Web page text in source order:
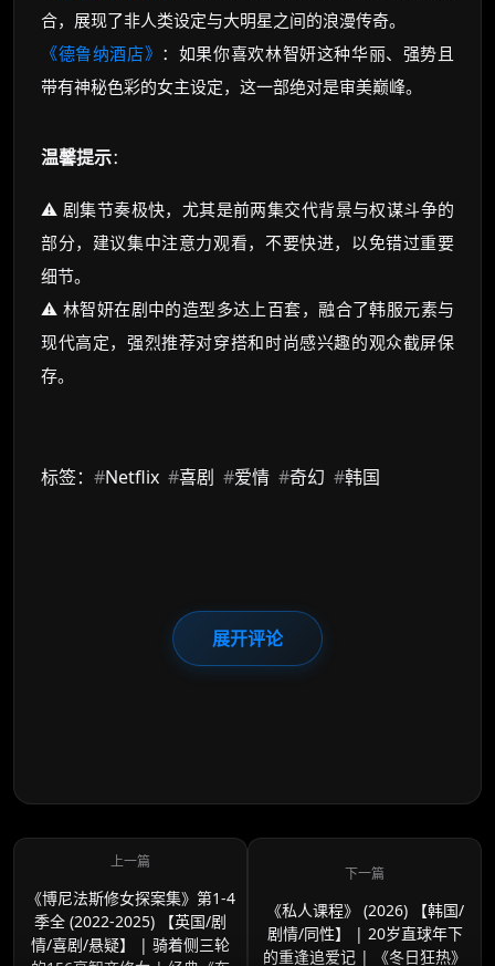
合，展现了非人类设定与大明星之间的浪漫传奇。
《德鲁纳酒店》 ：如果你喜欢林智妍这种华丽、强势且
带有神秘色彩的女主设定，这一部绝对是审美巅峰。
温馨提示：
⚠️ 剧集节奏极快，尤其是前两集交代背景与权谋斗争的
部分，建议集中注意力观看，不要快进，以免错过重要
细节。
⚠️ 林智妍在剧中的造型多达上百套，融合了韩服元素与
现代高定，强烈推荐对穿搭和时尚感兴趣的观众截屏保
存。
标签： #Netflix #喜剧 #爱情 #奇幻 #韩国
展开评论
《博尼法斯修女探案集》第1-4
季全 (2022-2025) 【英国/剧
情/喜剧/悬疑】 | 骑着侧三轮
《私人课程》 (2026) 【韩国/
剧情/同性】 | 20岁直球年下
的重逢追爱记 | 《冬日狂热》